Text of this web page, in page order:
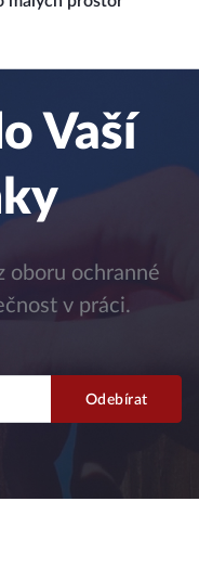
Vaší
oboru ochranné
v práci.